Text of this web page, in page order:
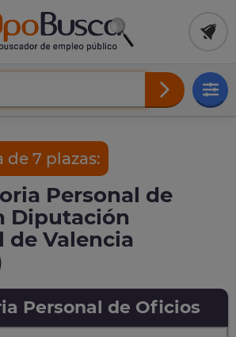
de 7 plazas:
Personal de
Diputación
de Valencia
Personal de Oficios